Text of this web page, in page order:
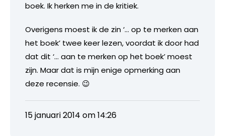
boek. Ik herken me in de kritiek.
Overigens moest ik de zin ‘… op te merken aan
het boek’ twee keer lezen, voordat ik door had
dat dit ‘… aan te merken op het boek’ moest
zijn. Maar dat is mijn enige opmerking aan
deze recensie. 😉
15 januari 2014 om 14:26